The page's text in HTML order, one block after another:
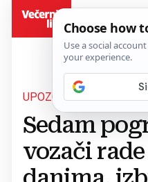
UPOZORENJE
Sedam
vozači